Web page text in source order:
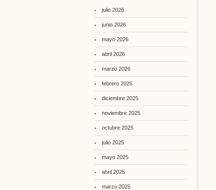
julio 2026
junio 2026
mayo 2026
abril 2026
marzo 2026
febrero 2026
diciembre 2025
noviembre 2025
octubre 2025
julio 2025
mayo 2025
abril 2025
marzo 2025